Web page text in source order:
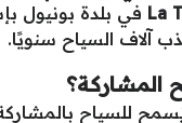
La في بلدة بونيول
آلاف السياح سنويًا.
المشاركة؟
للسياح